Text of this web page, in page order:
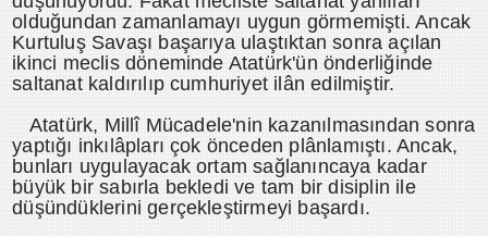
olduğundan zamanlamayı uygun görmemişti. Ancak
Kurtuluş Savaşı başarıya ulaştıktan sonra açılan
ikinci meclis döneminde Atatürk'ün önderliğinde
saltanat kaldırılıp cumhuriyet ilân edilmiştir.
Atatürk, Millî Mücadele'nin kazanılmasından sonra
yaptığı inkılâpları çok önceden plânlamıştı. Ancak,
bunları uygulayacak ortam sağlanıncaya kadar
büyük bir sabırla bekledi ve tam bir disiplin ile
düşündüklerini gerçekleştirmeyi başardı.